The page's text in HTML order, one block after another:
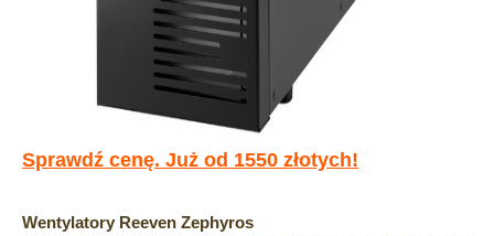
Sprawdź cenę. Już od 1550 złotych!
Wentylatory Reeven Zephyros